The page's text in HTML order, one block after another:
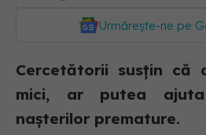
Urmărește-ne pe
Cercetătorii susțin că
mici, ar putea
nașterilor premature.